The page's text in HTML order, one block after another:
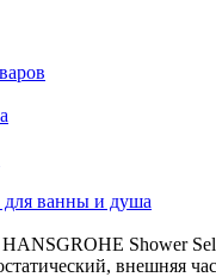
для ванны и душа
Shower
внешняя